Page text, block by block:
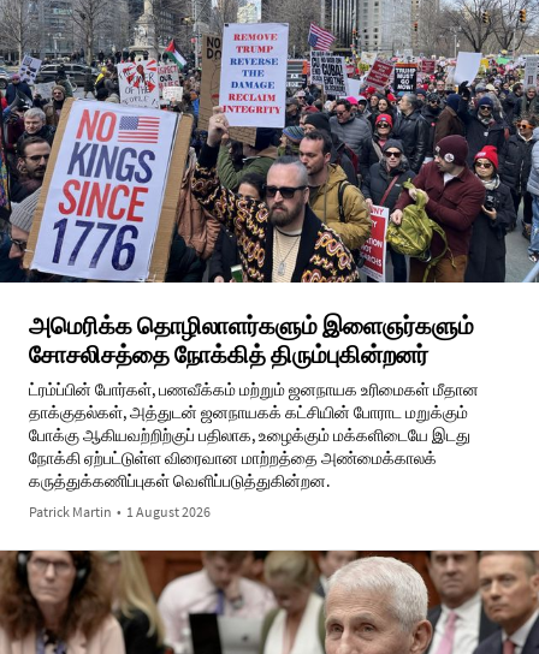
அமெரிக்க தொழிலாளர்களும் இளைஞர்களும்
சோசலிசத்தை நோக்கித் திரும்புகின்றனர்
ட்ரம்ப்பின் போர்கள், பணவீக்கம் மற்றும் ஜனநாயக உரிமைகள் மீதான
தாக்குதல்கள், அத்துடன் ஜனநாயகக் கட்சியின் போராட மறுக்கும்
போக்கு ஆகியவற்றிற்குப் பதிலாக, உழைக்கும் மக்களிடையே இடது
நோக்கி ஏற்பட்டுள்ள விரைவான மாற்றத்தை அண்மைக்காலக்
கருத்துக்கணிப்புகள் வெளிப்படுத்துகின்றன.
Patrick Martin • 1 August 2026